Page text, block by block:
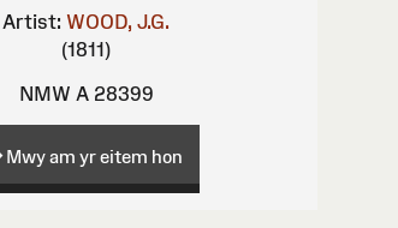
Artist: WOOD, J.G.
(1811)
NMW A 28399
Mwy am yr eitem hon